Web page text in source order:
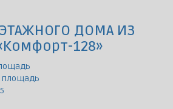
ДОМА ИЗ
128»
площадь